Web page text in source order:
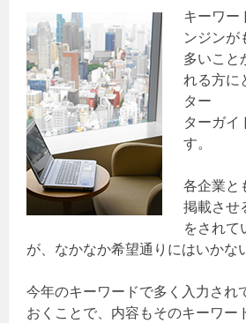
キーワー
ンジンが
多いこと
れる方に
ター
ターガイ
す。
各企業と
掲載させ
をされて
が、なかなか希望通りにはいかな
今年のキーワードで多く入力され
おくことで、内容もそのキーワー